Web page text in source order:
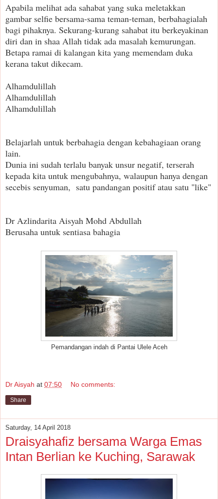
Apabila melihat ada sahabat yang suka meletakkan
gambar selfie bersama-sama teman-teman, berbahagialah
bagi pihaknya. Sekurang-kurang sahabat itu berkeyakinan
diri dan in shaa Allah tidak ada masalah kemurungan.
Betapa ramai di kalangan kita yang memendam duka
kerana takut dikecam.
Alhamdulillah
Alhamdulillah
Alhamdulillah
Belajarlah untuk berbahagia dengan kebahagiaan orang
lain.
Dunia ini sudah terlalu banyak unsur negatif, terserah
kepada kita untuk mengubahnya, walaupun hanya dengan
secebis senyuman, satu pandangan positif atau satu "like"
Dr Azlindarita Aisyah Mohd Abdullah
Berusaha untuk sentiasa bahagia
Pemandangan indah di Pantai Ulele Aceh
Dr Aisyah at 07:50 No comments:
Share
Saturday, 14 April 2018
Draisyahafiz bersama Warga Emas
Intan Berlian ke Kuching, Sarawak